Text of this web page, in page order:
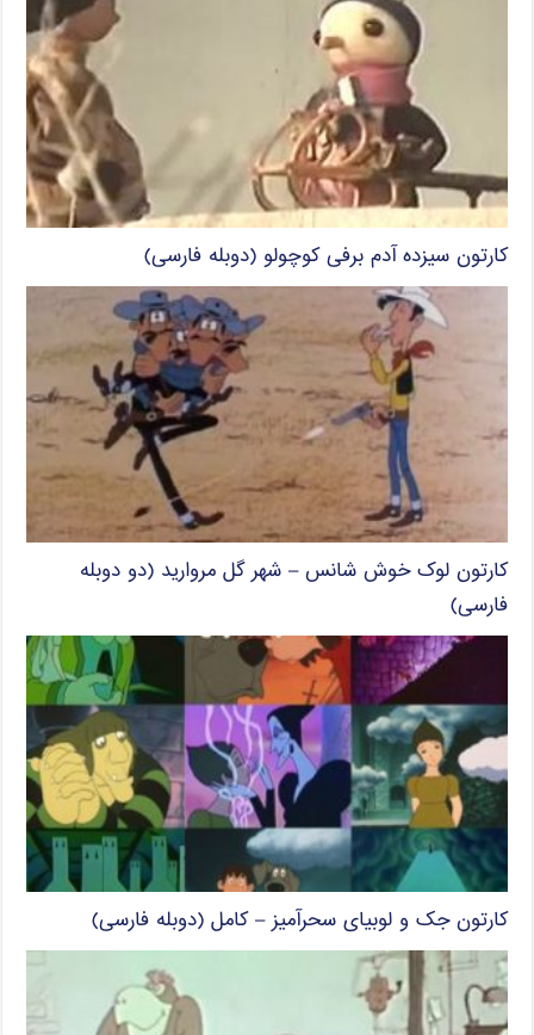
کارتون سیزده آدم برفی کوچولو (دوبله فارسی)
کارتون لوک خوش شانس – شهر گل مروارید (دو دوبله
فارسی)
کارتون جک و لوبیای سحرآمیز – کامل (دوبله فارسی)